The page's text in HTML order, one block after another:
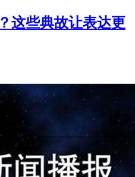
这些典故让表达更